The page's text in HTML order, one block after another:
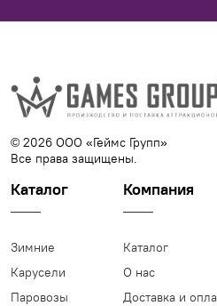
© 2026 ООО «Геймс Групп»
Все права защищены.
Каталог
Зимние
Карусели
Паровозы
Компания
Каталог
О нас
Доставка и